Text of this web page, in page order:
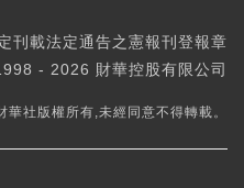
刊載法定通告之憲報刊登報章
- 2026 財華控股有限公司
華社版權所有,未經同意不得轉載。